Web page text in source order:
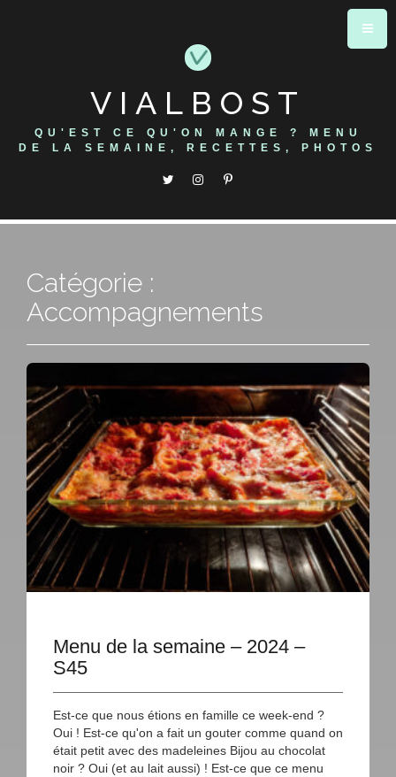
VIALBOST
QU'EST CE QU'ON MANGE ? MENU
DE LA SEMAINE, RECETTES, PHOTOS
Catégorie :
Accompagnements
Menu de la semaine – 2024 –
S45
Est-ce que nous étions en famille ce week-end ?
Oui ! Est-ce qu'on a fait un gouter comme quand on
était petit avec des madeleines Bijou au chocolat
noir ? Oui (et au lait aussi) ! Est-ce que ce menu